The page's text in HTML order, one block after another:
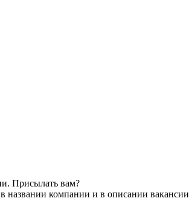
Присылать вам?
названии компании и в описании вакансии